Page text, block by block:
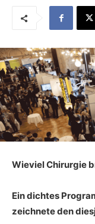
Wieviel Chirurgie
Ein dichtes
zeichnete den